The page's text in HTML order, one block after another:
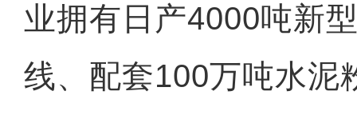
业拥有日产4000吨新
线、配套100万吨水泥